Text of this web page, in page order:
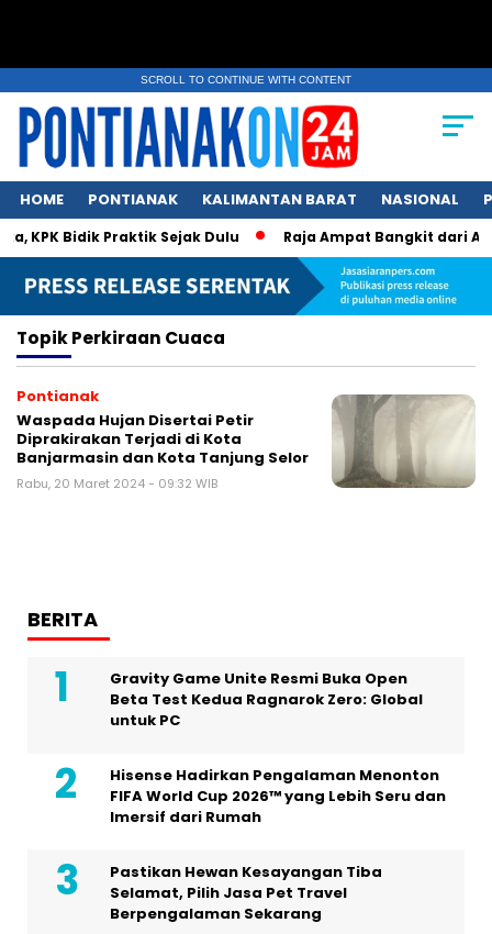
SCROLL TO CONTINUE WITH CONTENT
HOME PONTIANAK KALIMANTAN BARAT NASIONAL
KPK Bidik Praktik Sejak Dulu Raja Ampat Bangkit dari
TopikPerkiraan Cuaca
Pontianak
Waspada Hujan Disertai Petir
Diprakirakan Terjadi di Kota
Banjarmasin dan Kota Tanjung Selor
Rabu, 20 Maret 2024 - 09:32 WIB
BERITA
Gravity Game Unite Resmi Buka Open
Beta Test Kedua Ragnarok Zero: Global
untuk PC
Hisense Hadirkan Pengalaman Menonton
FIFA World Cup 2026™ yang Lebih Seru dan
Imersif dari Rumah
Pastikan Hewan Kesayangan Tiba
Selamat, Pilih Jasa Pet Travel
Berpengalaman Sekarang